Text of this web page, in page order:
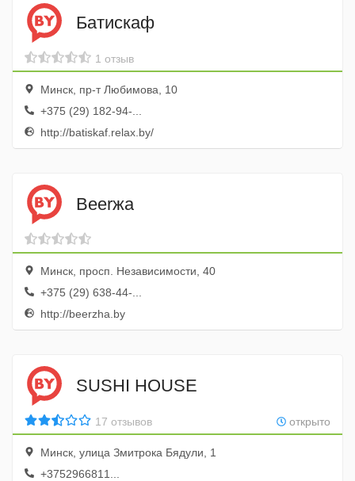
Батискаф
1 отзыв
Минск, пр-т Любимова, 10
+375 (29) 182-94-...
http://batiskaf.relax.by/
Beerжа
Минск, просп. Независимости, 40
+375 (29) 638-44-...
http://beerzha.by
SUSHI HOUSE
открыто
17 отзывов
Минск, улица Змитрока Бядули, 1
+3752966811...